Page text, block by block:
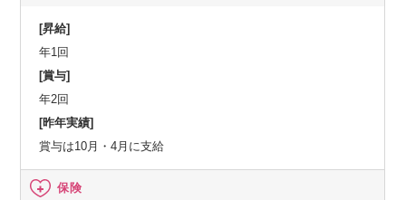
[昇給]
年1回
[賞与]
年2回
[昨年実績]
賞与は10月・4月に支給
保険